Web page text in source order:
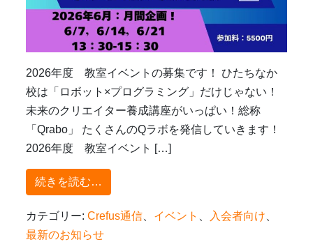
2026年度 教室イベントの募集です！ ひたちなか
校は「ロボット×プログラミング」だけじゃない！
未来のクリエイター養成講座がいっぱい！総称
「Qrabo」 たくさんのQラボを発信していきます！
2026年度 教室イベント […]
続きを読む…
カテゴリー:Crefus通信 イベント 入会者向け
最新のお知らせ